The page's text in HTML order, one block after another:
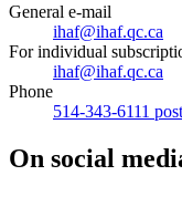
General e-mail
ihaf@ihaf.qc.ca
For individual
ihaf@ihaf.qc.ca
Phone
514-343-6111
On social